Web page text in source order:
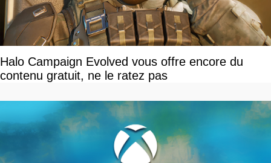
Halo Campaign Evolved vous offre encore du
contenu gratuit, ne le ratez pas